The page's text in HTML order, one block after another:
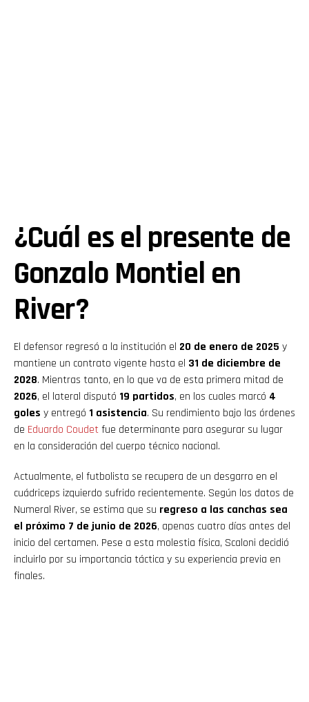
¿Cuál es el presente de
Gonzalo Montiel en
River?
El defensor regresó a la institución el 20 de enero de 2025 y
mantiene un contrato vigente hasta el 31 de diciembre de
2028. Mientras tanto, en lo que va de esta primera mitad de
2026, el lateral disputó 19 partidos, en los cuales marcó 4
goles y entregó 1 asistencia. Su rendimiento bajo las órdenes
de Eduardo Coudetfue determinante para asegurar su lugar
en la consideración del cuerpo técnico nacional.
Actualmente, el futbolista se recupera de un desgarro en el
cuádriceps izquierdo sufrido recientemente. Según los datos de
Numeral River, se estima que su regreso a las canchas sea
el próximo 7 de junio de 2026, apenas cuatro días antes del
inicio del certamen. Pese a esta molestia física, Scaloni decidió
incluirlo por su importancia táctica y su experiencia previa en
finales.